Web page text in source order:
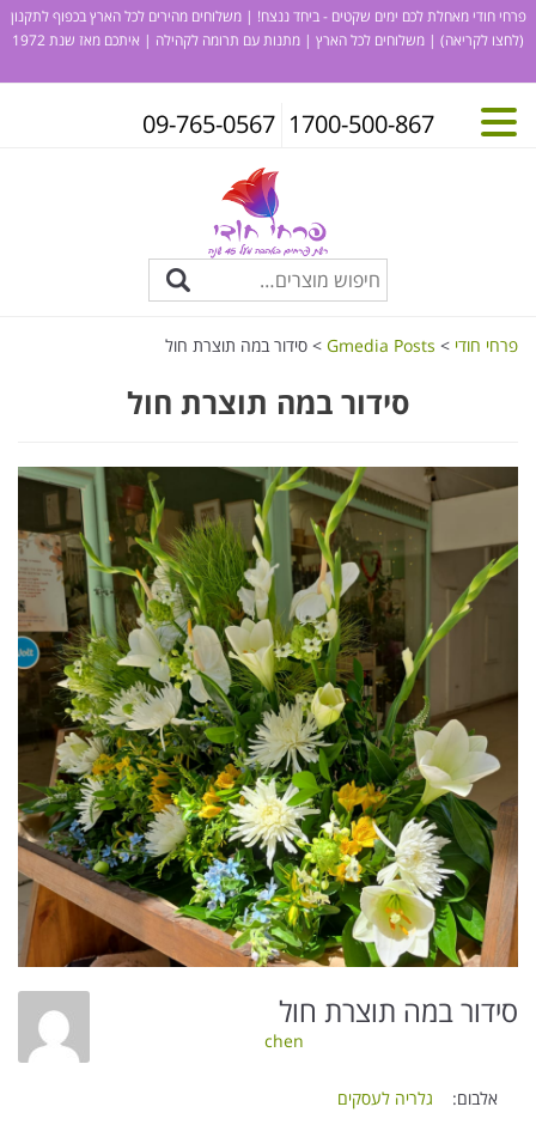
פרחי חודי מאחלת לכם ימים שקטים - ביחד ננצח! | משלוחים מהירים לכל הארץ בכפוף לתקנון
(לחצו לקריאה) | משלוחים לכל הארץ | מתנות עם תרומה לקהילה | איתכם מאז שנת 1972
1700-500-867
09-765-0567
פרחי חודי >
Gmedia Posts
> סידור במה תוצרת חול
סידור במה תוצרת חול
סידור במה תוצרת חול
chen
אלבום: גלריה לעסקים